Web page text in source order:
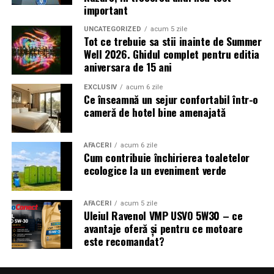
sau câștigarea unui premiu pot determina utilizatorii să
reacționeze înainte de a verifica sursa.
Turneul se încheie pe 19 iulie, iar specialiștii anticipează
o intensificare a activității frauduloase în perioada
finalei. Printre cele mai utilizate pretexte se numără
transmisiunile pirat, biletele revândute, pariurile,
tombolele, concursurile și falsele oferte de călătorie.
Pentru a răspunde riscurilor tot mai complexe,
cyber_Folks a lansat la finalul lunii iunie robo_Folks,
primul asistent AI integrat într-un panou de hosting
din România. Acesta poate efectua, la cererea
utilizatorului, un audit al securității site-ului, care
include verificarea certificatelor SSL, a configurărilor
DNS și a sistemelor SPF, DKIM și DMARC utilizate
pentru protecția e-mailului împotriva uzurpării
identității.
important
UNCATEGORIZED acum 5 zile
Tot ce trebuie sa stii inainte de Summer
Well 2026. Ghidul complet pentru editia
aniversara de 15 ani
EXCLUSIV acum 6 zile
Ce înseamnă un sejur confortabil într-o
cameră de hotel bine amenajată
AFACERI acum 6 zile
Cum contribuie închirierea toaletelor
ecologice la un eveniment verde
AFACERI acum 5 zile
Uleiul Ravenol VMP USVO 5W30 – ce
avantaje oferă și pentru ce motoare
este recomandat?